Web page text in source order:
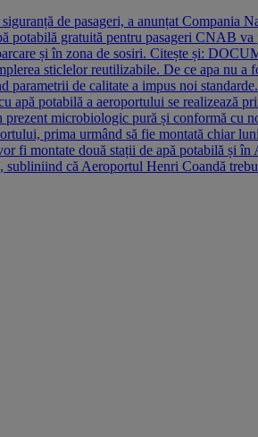
de pasageri, a anunțat Compania
potabilă gratuită pentru pasageri CNAB
și în zona de sosiri. Citește și:
sticlelor reutilizabile. De ce apa nu a
de calitate a impus noi
apă potabilă a aeroportului se realizează
microbiologic pură și conformă cu
prima urmând să fie montată chiar
fi montate două stații de apă potabilă și
că Aeroportul Henri Coandă